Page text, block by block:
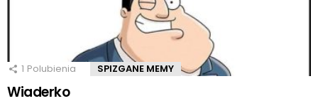
1 Polubienia SPIZGANE MEMY
Wiaderko